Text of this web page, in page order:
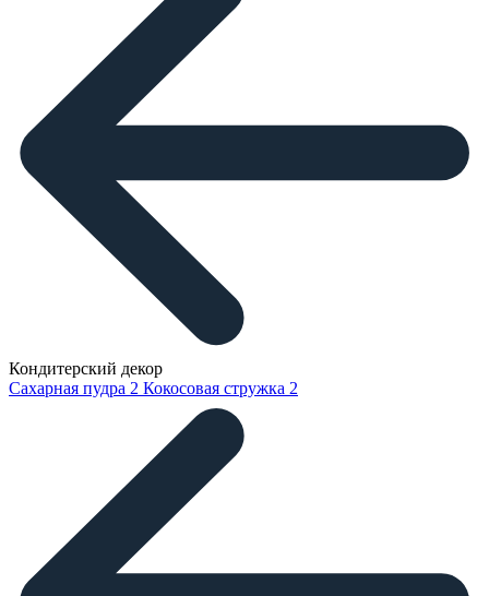
Кондитерский декор
Сахарная пудра 2 Кокосовая стружка 2